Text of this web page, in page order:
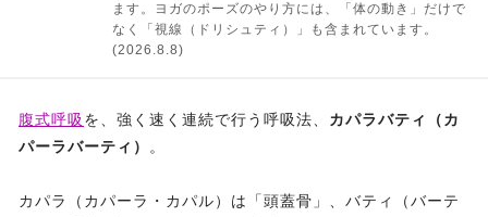
ます。ヨガのポーズのやり方には、「体の動き」だけで
なく「視線（ドリシュティ）」も含まれています。
(2026.8.8)
腹式呼吸 を、強く速く連続で行う呼吸法、 カパラバティ（カ
パーラバーティ）
。
カパラ（カパーラ・カパル）は「頭蓋骨」、バティ（バーテ